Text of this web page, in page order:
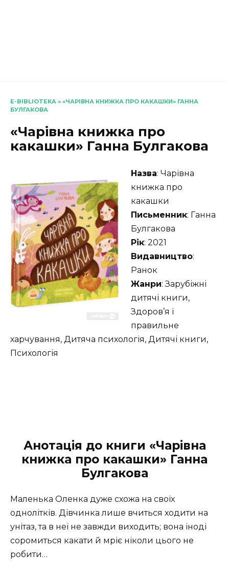
E-BIBLIOTEKA » «ЧАРІВНА КНИЖКА ПРО КАКАШКИ» ГАННА
БУЛГАКОВА
«Чарівна книжка про
какашки» Ганна Булгакова
Назва: Чарівна
книжка про
какашки
Письменник: Ганна
Булгакова
Рік: 2021
Видавництво:
Ранок
Жанри: Зарубіжні
дитячі книги,
Здоров’я і
правильне
харчування, Дитяча психологія, Дитячі книги,
Психологія
Анотація до книги «Чарівна
книжка про какашки» Ганна
Булгакова
Маленька Оленка дуже схожа на своїх
однолітків. Дівчинка лише вчиться ходити на
унітаз, та в неї не завжди виходить; вона іноді
соромиться какати й мріє ніколи цього не
робити…